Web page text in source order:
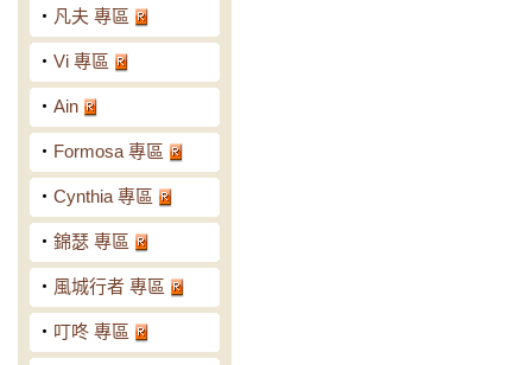
‧ 凡夫 專區
‧ Vi 專區
‧ Ain
‧ Formosa 專區
‧ Cynthia 專區
‧ 錦瑟 專區
‧ 風城行者 專區
‧ 叮咚 專區